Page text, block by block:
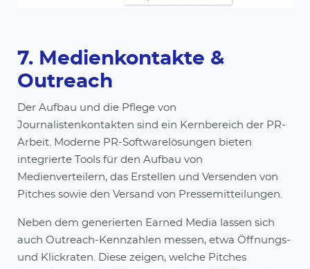
7. Medienkontakte &
Outreach
Der Aufbau und die Pflege von
Journalistenkontakten sind ein Kernbereich der PR-
Arbeit. Moderne PR-Softwarelösungen bieten
integrierte Tools für den Aufbau von
Medienverteilern, das Erstellen und Versenden von
Pitches sowie den Versand von Pressemitteilungen.
Neben dem generierten Earned Media lassen sich
auch Outreach-Kennzahlen messen, etwa Öffnungs-
und Klickraten. Diese zeigen, welche Pitches